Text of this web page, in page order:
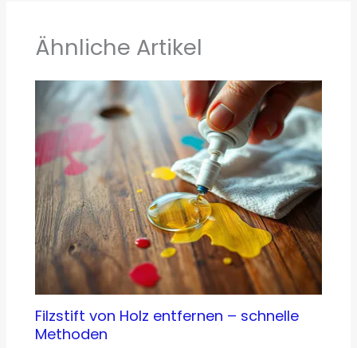
Ähnliche Artikel
Filzstift von Holz entfernen – schnelle
Methoden